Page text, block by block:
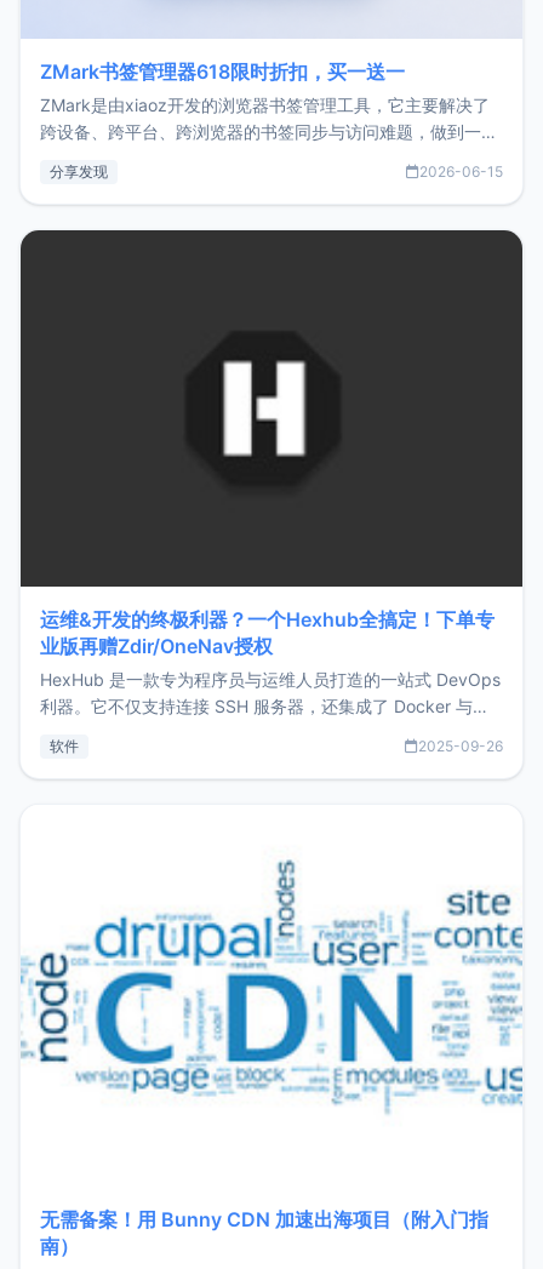
ZMark书签管理器618限时折扣，买一送一
ZMark是由xiaoz开发的浏览器书签管理工具，它主要解决了
跨设备、跨平台、跨浏览器的书签同步与访问难题，做到一处
用，让管理更高效。ZMark官网地址：
分享发现 2026-06-15
运维&开发的终极利器？一个Hexhub全搞定！下单专
业版再赠Zdir/OneNav授权
HexHub 是一款专为程序员与运维人员打造的一站式 DevOps
利器。它不仅支持连接 SSH 服务器，还集成了 Docker 与常
件间频繁切换，仅凭 HexHub 即可同时搞定运维与数据库操
软件 2025-09-26
无需备案！用 Bunny CDN 加速出海项目（附入门指
南）